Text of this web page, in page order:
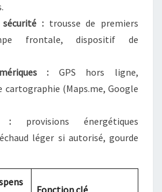
: trousse de premiers
frontale, dispositif de
: GPS hors ligne,
cartographie (Maps.me, Google
: provisions énergétiques
léger si autorisé, gourde